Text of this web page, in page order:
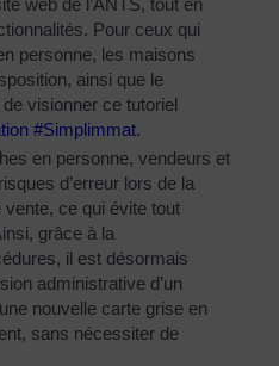
web de l’ANTS, tout en
Pour ceux qui
personne, les maisons
ainsi que le
de visionner ce tutoriel
#Simplimmat.
en personne, vendeurs et
d’erreur lors de la
ce qui évite tout
grâce à la
il est désormais
administrative d’un
nouvelle carte grise en
sans nécessiter de